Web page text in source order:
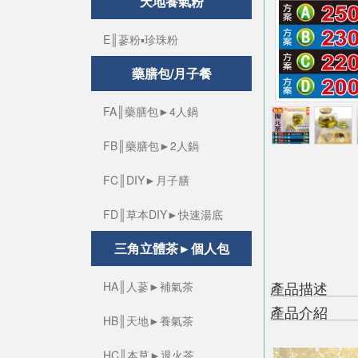
產品描述
產品介紹
E║蔘粉▪珍珠粉
藥膳包/月子餐
FA║藥膳包►4人鍋
FB║藥膳包►2人鍋
FC║DIY►月子膳
FD║草本DIY►快速湯底
三角立體茶►個人包
HA║人蔘►補氣茶
HB║天地►養氣茶
HC║本草►退火茶